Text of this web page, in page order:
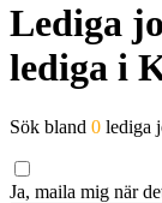
Lediga
lediga i
Sök bland 0 lediga
Ja, maila mig när